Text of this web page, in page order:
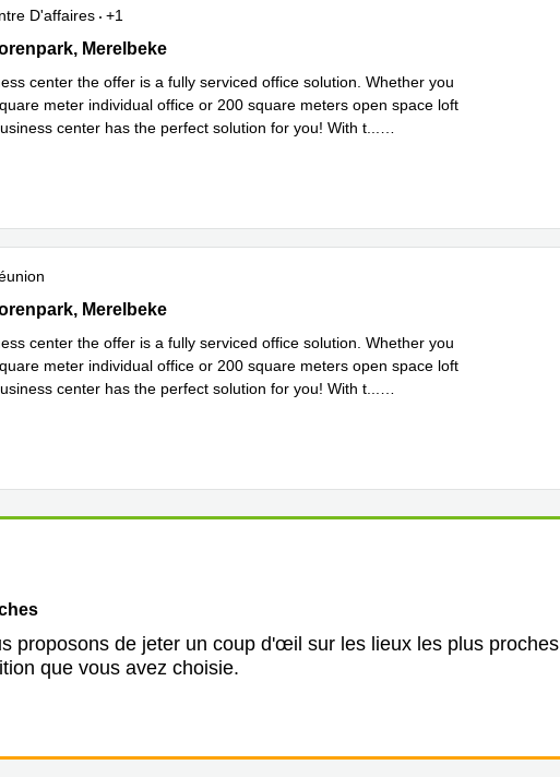
D'affaires
+1
120, Merelbeke
Merelbeke
center the offer is a fully serviced office solution. Whether you
meter individual office or 200 square meters open space loft
center has the perfect solution for you! With t
120, Merelbeke
Merelbeke
center the offer is a fully serviced office solution. Whether you
meter individual office or 200 square meters open space loft
center has the perfect solution for you! With t
proposons de jeter un coup d'œil sur les lieux les plus proches
que vous avez choisie.